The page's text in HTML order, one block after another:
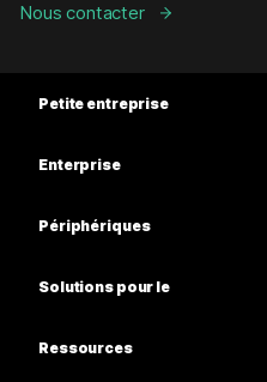
Nous contacter
Petite entreprise
Enterprise
Périphériques
Solutions pour le
Ressources